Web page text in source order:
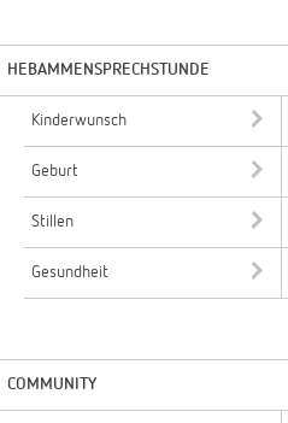
HEBAMMENSPRECHSTUNDE
Kinderwunsch
Geburt
Stillen
Gesundheit
COMMUNITY